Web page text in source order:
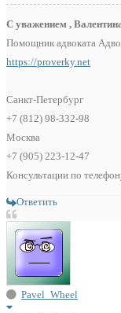
С уважением ,
Помощник адвоката
https://proverky.net
Санкт-Петербург
+7 (812) 98-332-98
Москва
+7 (905) 223-12-47
Консультации по
Ответить
Pavel_Wheel